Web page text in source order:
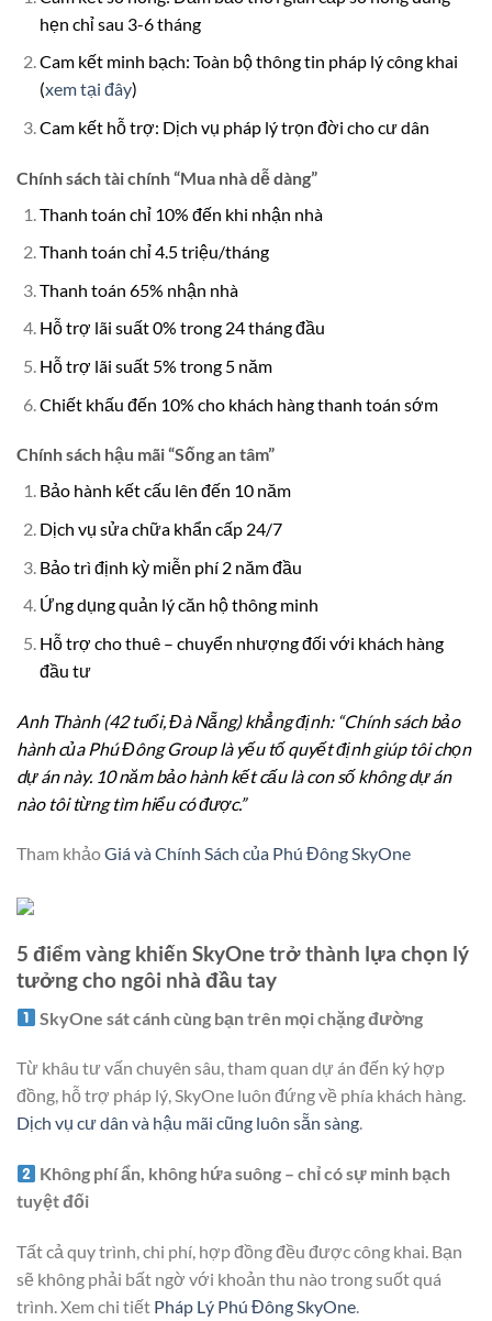
hẹn chỉ sau 3-6 tháng
Cam kết minh bạch: Toàn bộ thông tin pháp lý công khai
(xem tại đây)
Cam kết hỗ trợ: Dịch vụ pháp lý trọn đời cho cư dân
Chính sách tài chính “Mua nhà dễ dàng”
Thanh toán chỉ 10% đến khi nhận nhà
Thanh toán chỉ 4.5 triệu/tháng
Thanh toán 65% nhận nhà
Hỗ trợ lãi suất 0% trong 24 tháng đầu
Hỗ trợ lãi suất 5% trong 5 năm
Chiết khấu đến 10% cho khách hàng thanh toán sớm
Chính sách hậu mãi “Sống an tâm”
Bảo hành kết cấu lên đến 10 năm
Dịch vụ sửa chữa khẩn cấp 24/7
Bảo trì định kỳ miễn phí 2 năm đầu
Ứng dụng quản lý căn hộ thông minh
Hỗ trợ cho thuê – chuyển nhượng đối với khách hàng
đầu tư
Anh Thành (42 tuổi, Đà Nẵng) khẳng định: “Chính sách bảo
hành của Phú Đông Group là yếu tố quyết định giúp tôi chọn
dự án này. 10 năm bảo hành kết cấu là con số không dự án
nào tôi từng tìm hiểu có được.”
Tham khảoGiá và Chính Sách của Phú Đông SkyOne
5 điểm vàng khiến SkyOne trở thành lựa chọn lý
tưởng cho ngôi nhà đầu tay
SkyOne sát cánh cùng bạn trên mọi chặng đường
Từ khâu tư vấn chuyên sâu, tham quan dự án đến ký hợp
đồng, hỗ trợ pháp lý, SkyOne luôn đứng về phía khách hàng.
Dịch vụ cư dân và hậu mãi cũng luôn sẵn sàng.
Không phí ẩn, không hứa suông – chỉ có sự minh bạch
tuyệt đối
Tất cả quy trình, chi phí, hợp đồng đều được công khai. Bạn
sẽ không phải bất ngờ với khoản thu nào trong suốt quá
trình. Xem chi tiết Pháp Lý Phú Đông SkyOne.